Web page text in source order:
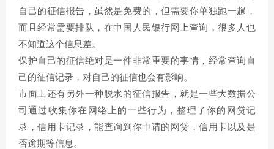
自己的征信报告，虽然是免费的，但需要你单独跑一趟，
而且经常需要排队，在中国人民银行网上查询，很多人也
不知道这个信息差。
保护自己的征信绝对是一件非常重要的事情，经常查询自
己的征信记录，对自己的征信也会有影响。
市面上还有另外一种脱水的征信报告，就是一些大数据公
司通过收集你在网络上的一些行为，整理了你的网贷记
录，信用卡记录，能查询到你申请的网贷，信用卡以及是
否逾期等信息。